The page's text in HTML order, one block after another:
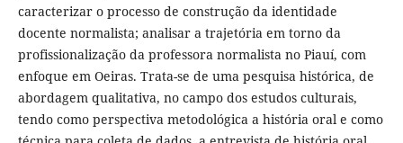
caracterizar o processo de construção da identidade
docente normalista; analisar a trajetória em torno da
profissionalização da professora normalista no Piauí, com
enfoque em Oeiras. Trata-se de uma pesquisa histórica, de
abordagem qualitativa, no campo dos estudos culturais,
tendo como perspectiva metodológica a história oral e como